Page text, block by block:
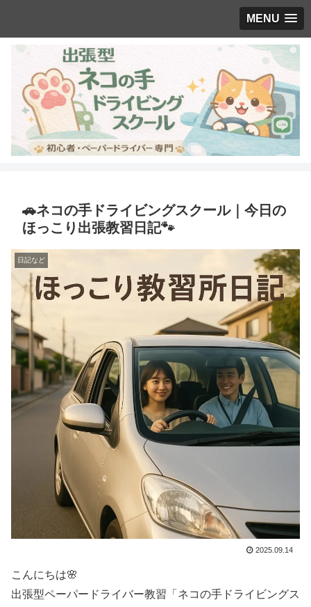
MENU
🚗ネコの手ドライビングスクール｜今日の
ほっこり出張教習日記🐾
日記など
2025.09.14
こんにちは🌸
出張型ペーパードライバー教習「ネコの手ドライビングス